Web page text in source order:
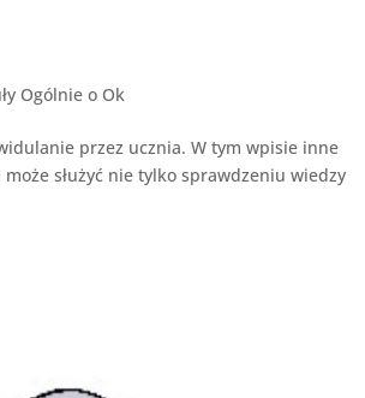
Ogólnie o Ok
przez ucznia. W tym wpisie inne
służyć nie tylko sprawdzeniu wiedzy